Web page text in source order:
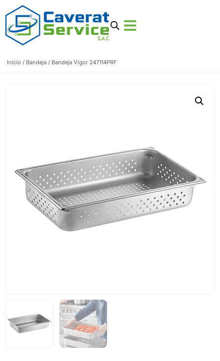
Inicio / Bandeja / Bandeja Vigor 247114PRF